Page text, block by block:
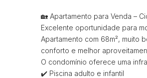
🏡 Apartamento para Venda –
Excelente oportunidade para
Apartamento com 68m², muito
conforto e melhor
O condomínio oferece uma
✔️ Piscina adulto e infantil